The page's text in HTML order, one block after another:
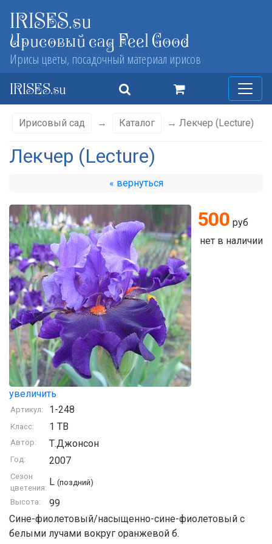
IRISES.su
Ирисовый сад Feel Good
Ирисы цветы, посадочный материал ирисов
IRISES.su
Ирисовый сад → Каталог → Лекчер (Lecture)
Лекчер (Lecture)
« вернуться
увеличить
500 руб
нет в наличии
Артикул: 1-248
Класс: 1 TB
Автор: Т.Джонсон
Год: 2007
Сезон
цветения:
L (поздний)
Высота:
99
Сине-фиолетовый/насыщенно-сине-фиолетовый с
белыми лучами вокруг оранжевой б.